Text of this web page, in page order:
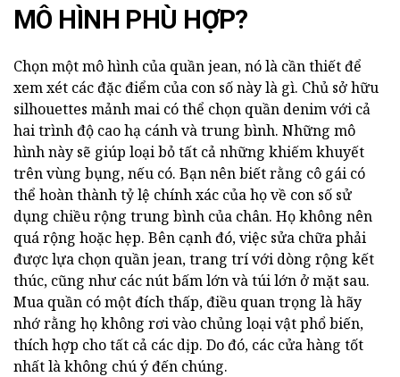
MÔ HÌNH PHÙ HỢP?
Chọn một mô hình của quần jean, nó là cần thiết để
xem xét các đặc điểm của con số này là gì. Chủ sở hữu
silhouettes mảnh mai có thể chọn quần denim với cả
hai trình độ cao hạ cánh và trung bình. Những mô
hình này sẽ giúp loại bỏ tất cả những khiếm khuyết
trên vùng bụng, nếu có. Bạn nên biết rằng cô gái có
thể hoàn thành tỷ lệ chính xác của họ về con số sử
dụng chiều rộng trung bình của chân. Họ không nên
quá rộng hoặc hẹp. Bên cạnh đó, việc sửa chữa phải
được lựa chọn quần jean, trang trí với dòng rộng kết
thúc, cũng như các nút bấm lớn và túi lớn ở mặt sau.
Mua quần có một đích thấp, điều quan trọng là hãy
nhớ rằng họ không rơi vào chủng loại vật phổ biến,
thích hợp cho tất cả các dịp. Do đó, các cửa hàng tốt
nhất là không chú ý đến chúng.